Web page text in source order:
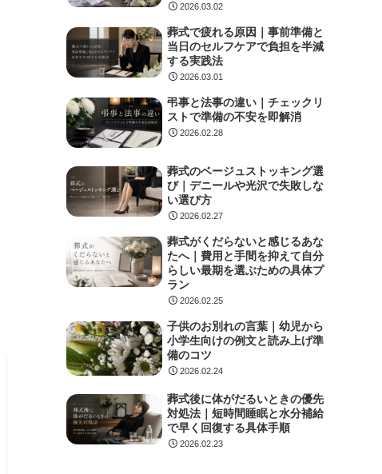
2026.03.02
葬式で疲れる原因｜事前準備と
当日のセルフケアで負担を半減
する実践法
2026.03.01
弔事と法事の違い｜チェックリ
ストで準備の不安を即解消
2026.02.28
葬式のベージュストッキング選
び｜デニールや光沢で失敗しな
い選び方
2026.02.27
葬式がくだらないと感じるあな
たへ｜費用と手間を抑えて自分
らしい最期を選ぶための具体プ
ラン
2026.02.25
子供のお別れの言葉｜幼児から
小学生向けの例文と読み上げ準
備のコツ
2026.02.24
葬式後に体がだるいときの優先
対処法｜短時間睡眠と水分補給
で早く回復する具体手順
2026.02.23